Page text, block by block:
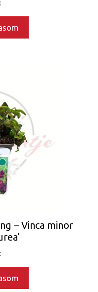
– Vinca minor